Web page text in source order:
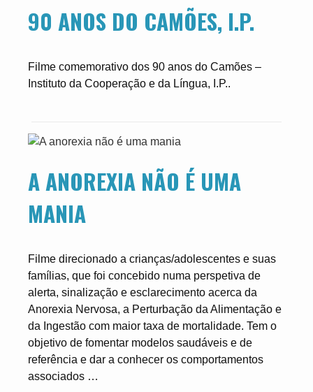
90 ANOS DO CAMÕES, I.P.
Filme comemorativo dos 90 anos do Camões –
Instituto da Cooperação e da Língua, I.P..
A ANOREXIA NÃO É UMA
MANIA
Filme direcionado a crianças/adolescentes e suas
famílias, que foi concebido numa perspetiva de
alerta, sinalização e esclarecimento acerca da
Anorexia Nervosa, a Perturbação da Alimentação e
da Ingestão com maior taxa de mortalidade. Tem o
objetivo de fomentar modelos saudáveis e de
referência e dar a conhecer os comportamentos
associados …